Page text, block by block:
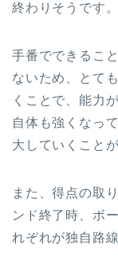
終わりそうです。
手番でできるこ
ないため、とて
くことで、能力
自体も強くなっ
大していくこと
また、得点の取
ンド終了時、ボ
れぞれが独自路